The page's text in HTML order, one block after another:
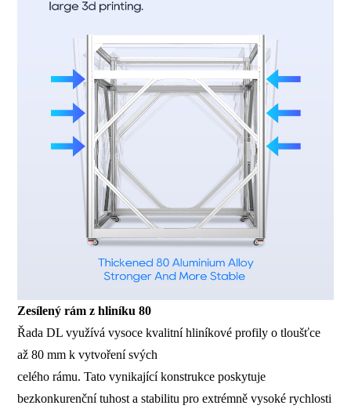
Zesílený rám z hliníku 80
Řada DL využívá vysoce kvalitní hliníkové profily o tloušťce
až 80 mm k vytvoření svých
celého rámu. Tato vynikající konstrukce poskytuje
bezkonkurenční tuhost a stabilitu pro extrémně vysoké rychlosti